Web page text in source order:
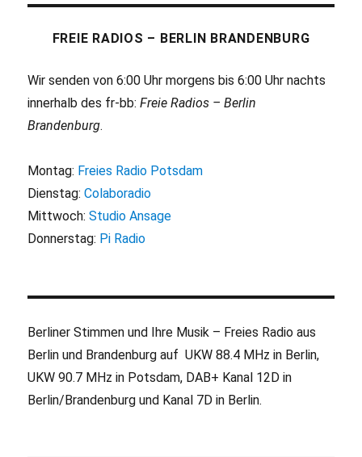
FREIE RADIOS – BERLIN BRANDENBURG
Wir senden von 6:00 Uhr morgens bis 6:00 Uhr nachts
innerhalb des fr-bb:Freie Radios – Berlin
Brandenburg.
Montag: Freies Radio Potsdam
Dienstag:Colaboradio
Mittwoch:Studio Ansage
Donnerstag: Pi Radio
Berliner Stimmen und Ihre Musik – Freies Radio aus
Berlin und Brandenburg auf UKW 88.4 MHz in Berlin,
UKW 90.7 MHz in Potsdam, DAB+ Kanal 12D in
Berlin/Brandenburg und Kanal 7D in Berlin.